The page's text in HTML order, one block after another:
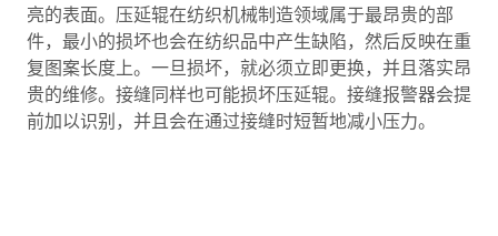
亮的表面。压延辊在纺织机械制造领域属于最昂贵的部
件，最小的损坏也会在纺织品中产生缺陷，然后反映在重
复图案长度上。一旦损坏，就必须立即更换，并且落实昂
贵的维修。接缝同样也可能损坏压延辊。接缝报警器会提
前加以识别，并且会在通过接缝时短暂地减小压力。